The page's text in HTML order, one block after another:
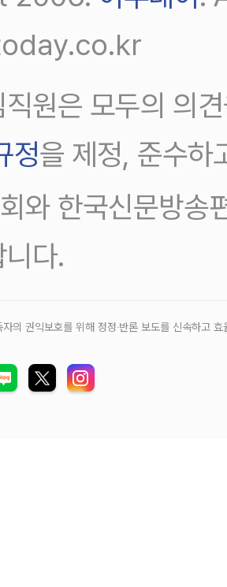
직원은 모두의 의
정을 제정, 준수하
와 한국신문방송
다.
의 권익보호를 위해 정정‧반론 보도를 신속하고